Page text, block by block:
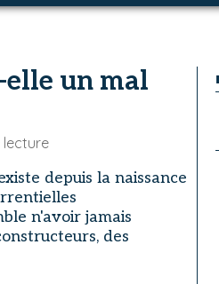
un mal
lecture
depuis la naissance
n'avoir jamais
des